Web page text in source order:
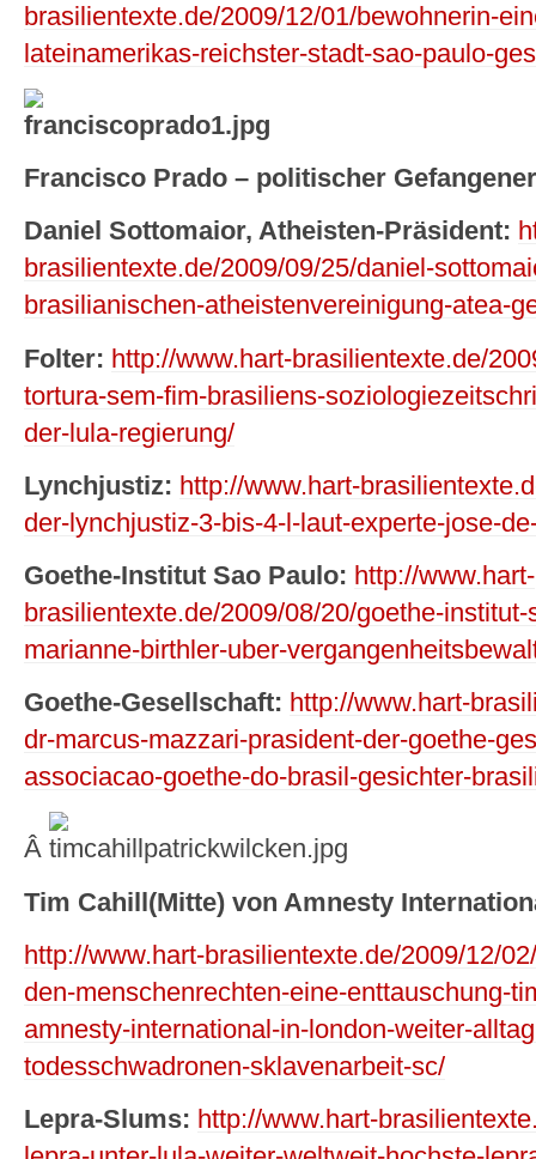
brasilientexte.de/2009/12/01/bewohnerin-
lateinamerikas-reichster-stadt-sao-paulo-
Francisco Prado – politischer
Daniel Sottomaior, Atheisten-Präsident:
brasilientexte.de/2009/09/25/daniel-
brasilianischen-atheistenvereinigung-atea-
Folter: http://www.hart-brasilientexte.de/
tortura-sem-fim-brasiliens-
der-lula-regierung/
Lynchjustiz: http://www.hart-
der-lynchjustiz-3-bis-4-l-laut-experte-jose-
Goethe-Institut Sao Paulo: http://www.hart-
brasilientexte.de/2009/08/20/goethe-
marianne-birthler-uber-
Goethe-Gesellschaft: http://www.hart-
dr-marcus-mazzari-prasident-der-goethe-
associacao-goethe-do-brasil-gesichter-
Â
Tim Cahill(Mitte) von Amnesty
http://www.hart-brasilientexte.de/2009/12/
den-menschenrechten-eine-enttauschung-
amnesty-international-in-london-weiter-
todesschwadronen-sklavenarbeit-sc/
Lepra-Slums: http://www.hart-